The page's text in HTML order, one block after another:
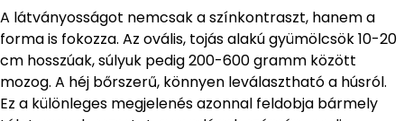
A látványosságot nemcsak a színkontraszt, hanem a
forma is fokozza. Az ovális, tojás alakú gyümölcsök 10-20
cm hosszúak, súlyuk pedig 200-600 gramm között
mozog. A héj bőrszerű, könnyen leválasztható a húsról.
Ez a különleges megjelenés azonnal feldobja bármely